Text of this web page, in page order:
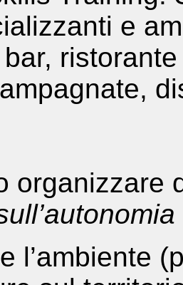
e
organizzare
l’ambiente